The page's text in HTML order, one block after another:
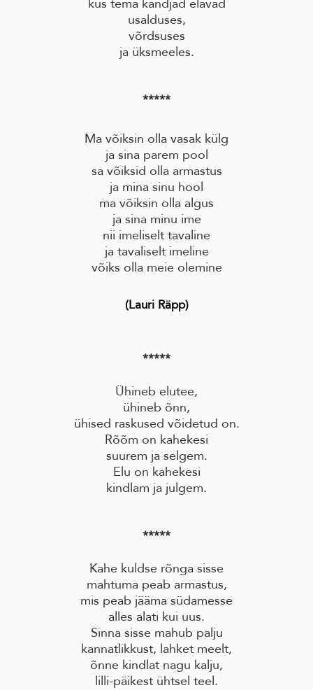
kus tema kandjad elavad
usalduses,
võrdsuses
ja üksmeeles.
*****
Ma võiksin olla vasak külg
ja sina parem pool
sa võiksid olla armastus
ja mina sinu hool
ma võiksin olla algus
ja sina minu ime
nii imeliselt tavaline
ja tavaliselt imeline
võiks olla meie olemine
(Lauri Räpp)
*****
Ühineb elutee,
ühineb õnn,
ühised raskused võidetud on.
Rõõm on kahekesi
suurem ja selgem.
Elu on kahekesi
kindlam ja julgem.
*****
Kahe kuldse rõnga sisse
mahtuma peab armastus,
mis peab jääma südamesse
alles alati kui uus.
Sinna sisse mahub palju
kannatlikkust, lahket meelt,
õnne kindlat nagu kalju,
lilli-päikest ühtsel teel.